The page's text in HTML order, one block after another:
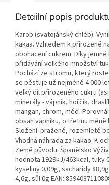
Detailní popis
Karob (svatojánský chléb).
kakaa. Vzhledem k přirozeně
obohacení cukrem. Díky
přidávání velkého množství
Pochází ze stromu, který
se pěstuje už nejméně 4 000
velký díl přirozeného cukru
minerály - vápník, hořčík,
mangan, chrom, měď.
obsah vápníku, o třetinu
Složení: pražené, rozemleté
Vhodná náhrada za kakao. K
Země původu: Španělsko
hodnota 1929kJ/463kcal, tuky
kyseliny 0,09g, sacharidy
4,6g, sůl 0g EAN: